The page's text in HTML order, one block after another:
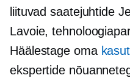
liituvad saatejuhtide
Lavoie,
Häälestage oma
ekspertide